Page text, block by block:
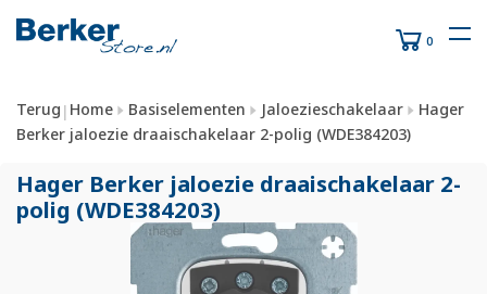
0
Terug | Home Basiselementen Jaloezieschakelaar
Hager
Berker jaloezie draaischakelaar 2-polig (WDE384203)
Hager Berker jaloezie draaischakelaar 2-
polig (WDE384203)